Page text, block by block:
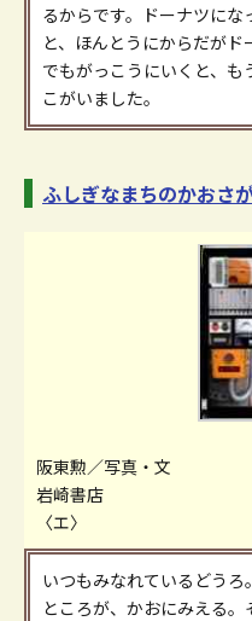
るからです。ドーナツにな
と、ほんとうにからだが
でもがっこうにいくと、も
こがいました。
ふしぎなまちのかおさ
阪東勲／写真・文
岩崎書店
〈エ〉
いつもみなれているどう
ところが、かおにみえる